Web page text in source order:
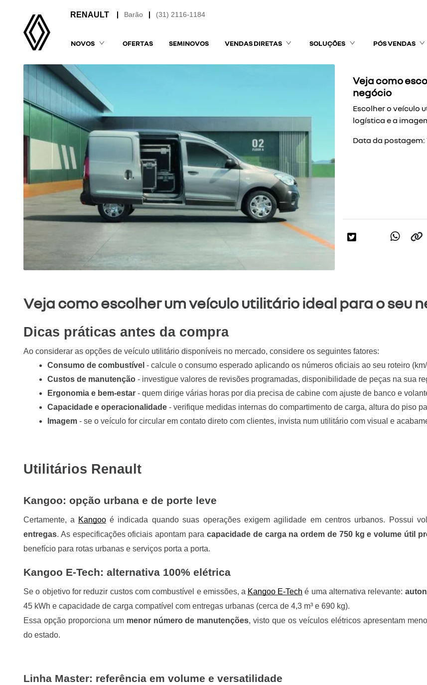
(31) 2116-1184
Barão
NOVOS OFERTAS SEMINOVOS VENDAS DIRETAS SOLUÇÕES PÓS VENDAS
Veja como
negócio
Escolher o veículo
logística e a
Data da postagem:
Veja como escolher um veículo utilitário ideal para o seu
Dicas práticas antes da compra
Ao considerar as opções de veículo utilitário disponíveis no mercado, considere os seguintes fatores:
Consumo de combustível - calcule o consumo esperado aplicando os números oficiais ao seu roteiro
Custos de manutenção - investigue valores de revisões programadas, disponibilidade de peças na sua
Ergonomia e bem-estar - quem dirige várias horas por dia precisa de cabine com ajuste de banco e
Capacidade e operacionalidade - verifique medidas internas do compartimento de carga, altura do piso
Imagem - se o veículo for circular em contato direto com clientes, invista num utilitário com visual e
Utilitários Renault
Kangoo: opção urbana e de porte leve
Certamente, a Kangooé indicada quando suas operações exigem agilidade em centros urbanos. Possui
entregas. As especificações oficiais apontam para capacidade de carga na ordem de 750 kg e volume útil
benefício para rotas urbanas e serviços porta a porta.
Kangoo E-Tech: alternativa 100% elétrica
Se o objetivo for reduzir custos com combustível e emissões, a Kangoo E-Tech é uma alternativa relevante:
45 kWh e capacidade de carga compatível com entregas urbanas (cerca de 4,3 m³ e 690 kg).
Essa opção proporciona um menor número de manutenções, visto que os veículos elétricos apresentam
do estado.
Linha Master: referência em volume e versatilidade